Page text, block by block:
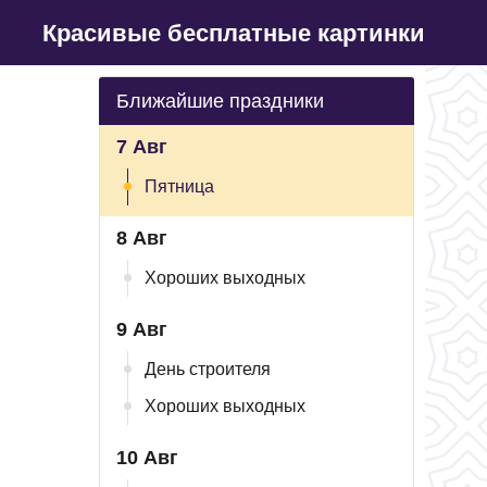
Красивые бесплатные картинки
Ближайшие праздники
7 Авг
Пятница
8 Авг
Хороших выходных
9 Авг
День строителя
Хороших выходных
10 Авг